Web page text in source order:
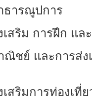
ธารณูปการ
เสริม การฝึก แ
ณิชย์ และการส่ง
สริมการท่องเที่ย